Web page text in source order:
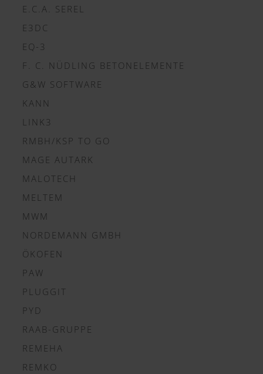
E.C.A. SEREL
E3DC
EQ-3
F. C. NÜDLING BETONELEMENTE
G&W SOFTWARE
KANN
LINK3
RMBH/KSP TO GO
MAGE AUTARK
MALOTECH
MELTEM
MWM
NORDEMANN GMBH
ÖKOFEN
PAW
PLUGGIT
PYD
RAAB-GRUPPE
REMEHA
REMKO